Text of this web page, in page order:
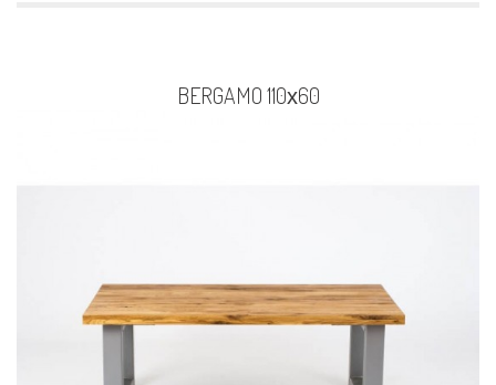
BERGAMO 110х60